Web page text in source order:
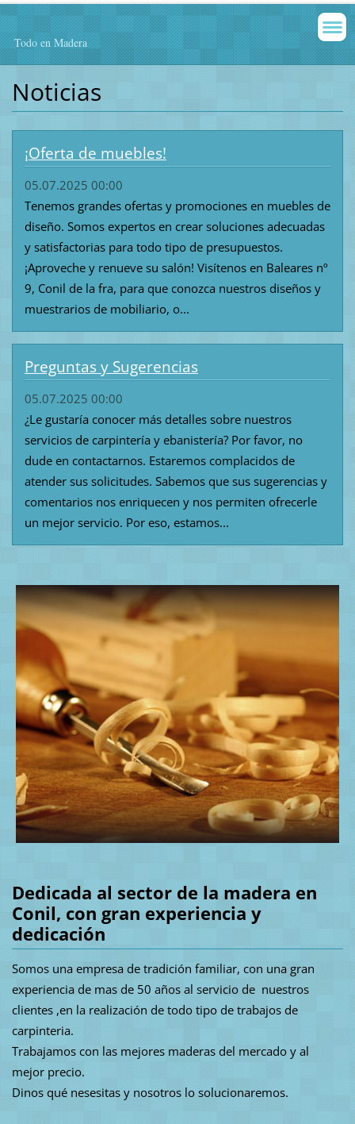
Todo en Madera
Noticias
¡Oferta de muebles!
05.07.2025 00:00
Tenemos grandes ofertas y promociones en muebles de
diseño. Somos expertos en crear soluciones adecuadas
y satisfactorias para todo tipo de presupuestos.
¡Aproveche y renueve su salón! Visítenos en Baleares nº
9, Conil de la fra, para que conozca nuestros diseños y
muestrarios de mobiliario, o...
Preguntas y Sugerencias
05.07.2025 00:00
¿Le gustaría conocer más detalles sobre nuestros
servicios de carpintería y ebanistería? Por favor, no
dude en contactarnos. Estaremos complacidos de
atender sus solicitudes. Sabemos que sus sugerencias y
comentarios nos enriquecen y nos permiten ofrecerle
un mejor servicio. Por eso, estamos...
Dedicada al sector de la madera en
Conil, con gran experiencia y
dedicación
Somos una empresa de tradición familiar, con una gran
experiencia de mas de 50 años al servicio de nuestros
clientes ,en la realización de todo tipo de trabajos de
carpinteria.
Trabajamos con las mejores maderas del mercado y al
mejor precio.
Dinos qué nesesitas y nosotros lo solucionaremos.